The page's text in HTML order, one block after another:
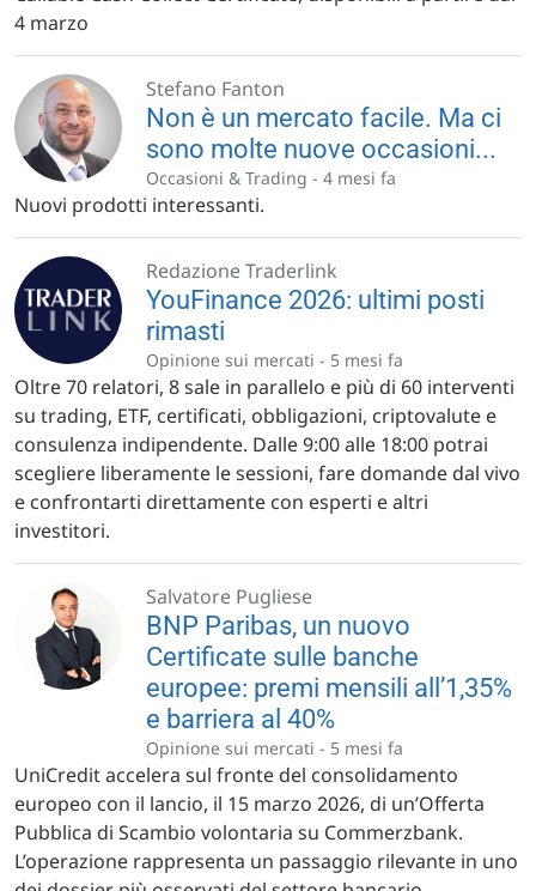
4 marzo
Stefano Fanton
Non è un mercato facile. Ma ci
sono molte nuove occasioni...
Occasioni & Trading - 4 mesi fa
Nuovi prodotti interessanti.
Redazione Traderlink
YouFinance 2026: ultimi posti
rimasti
Opinione sui mercati - 5 mesi fa
Oltre 70 relatori, 8 sale in parallelo e più di 60 interventi
su trading, ETF, certificati, obbligazioni, criptovalute e
consulenza indipendente. Dalle 9:00 alle 18:00 potrai
scegliere liberamente le sessioni, fare domande dal vivo
e confrontarti direttamente con esperti e altri
investitori.
Salvatore Pugliese
BNP Paribas, un nuovo
Certificate sulle banche
europee: premi mensili all’1,35%
e barriera al 40%
Opinione sui mercati - 5 mesi fa
UniCredit accelera sul fronte del consolidamento
europeo con il lancio, il 15 marzo 2026, di un’Offerta
Pubblica di Scambio volontaria su Commerzbank.
L’operazione rappresenta un passaggio rilevante in uno